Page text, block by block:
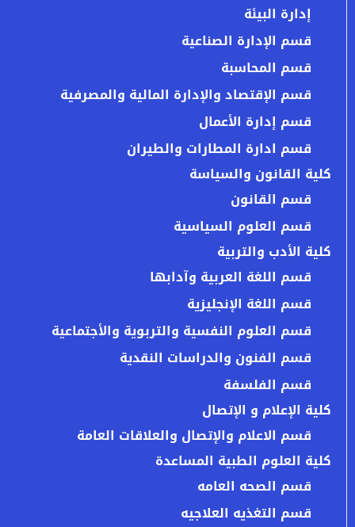
إدارة البيئة
قسم الإدارة الصناعية
قسم المحاسبة
قسم الإقتصاد والإدارة المالية والمصرفية
قسم إدارة الأعمال
قسم ادارة المطارات والطيران
كلية القانون والسياسة
قسم القانون
قسم العلوم السياسية
كلية الأدب والتربية
قسم اللغة العربية وآدابها
قسم اللغة الإنجليزية
قسم العلوم النفسية والتربوية والأجتماعية
قسم الفنون والدراسات النقدية
قسم الفلسفة
كلية الإعلام و الإتصال
قسم الاعلام والإتصال والعلاقات العامة
كلية العلوم الطبية المساعدة
قسم الصحه العامه
قسم التغذيه العلاجيه